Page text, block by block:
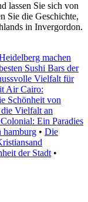
lassen Sie sich von
Sie die Geschichte,
in Invergordon.
machen
Sushi Bars der
Vielfalt für
Air Cairo:
Schönheit von
Vielfalt an
Ein Paradies
hamburg • Die
der Stadt •